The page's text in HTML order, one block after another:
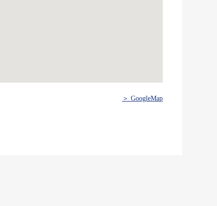
＞ GoogleMap